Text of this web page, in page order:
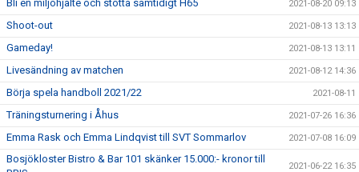
Bli en miljöhjälte och stötta samtidigt H65 2021-08-20 09:13
Shoot-out 2021-08-13 13:13
Gameday! 2021-08-13 13:11
Livesändning av matchen 2021-08-12 14:36
Börja spela handboll 2021/22 2021-08-11
Träningsturnering i Åhus 2021-07-26 16:36
Emma Rask och Emma Lindqvist till SVT Sommarlov 2021-07-08 16:09
Bosjökloster Bistro & Bar 101 skänker 15.000:- kronor till
2021-06-22 16:35